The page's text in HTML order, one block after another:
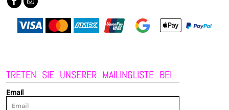
TRETEN SIE UNSERER MAILINGLISTE BEI
Email